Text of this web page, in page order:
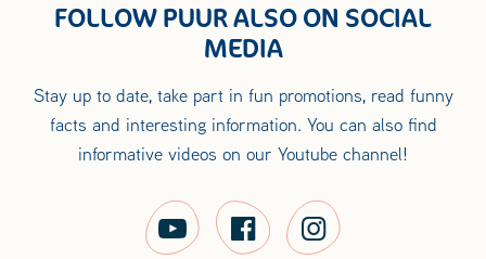
FOLLOW PUUR ALSO ON SOCIAL
MEDIA
Stay up to date, take part in fun promotions, read funny
facts and interesting information. You can also find
informative videos on our Youtube channel!